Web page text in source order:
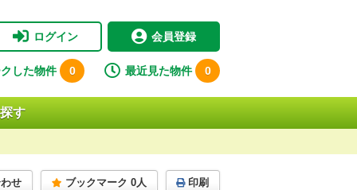
ログイン 会員登録
した物件 0 最近見た物件 0
す
せ ブックマーク 0人 印刷